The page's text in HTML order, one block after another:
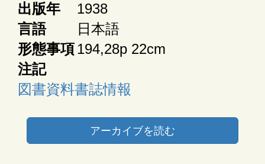
出版年
1938
言語
日本語
形態事項194,28p 22cm
注記
図書資料書誌情報
アーカイブを読む